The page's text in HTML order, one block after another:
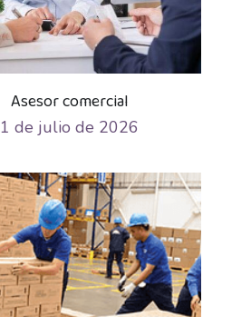
Asesor comercial
1 de julio de 2026